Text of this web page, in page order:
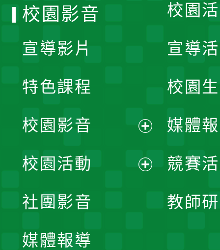
校園
宣導
校園
媒體
競賽
教師
校園影音
宣導影片
特色課程
校園影音
開
校園活動
社團影音
媒體報導